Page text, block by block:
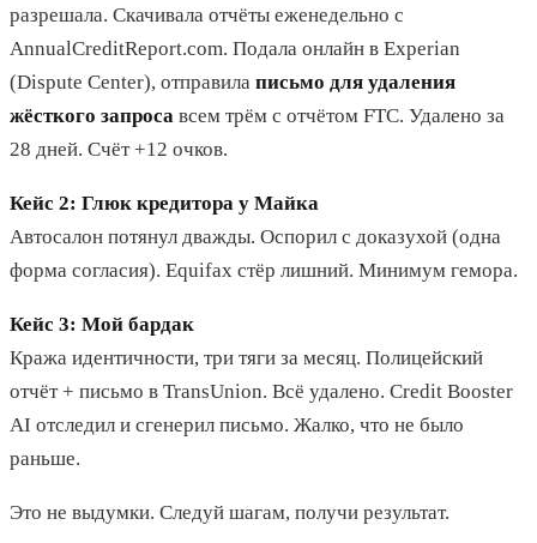
разрешала. Скачивала отчёты еженедельно с
AnnualCreditReport.com. Подала онлайн в Experian
(Dispute Center), отправила письмо для удаления
жёсткого запроса всем трём с отчётом FTC. Удалено за
28 дней. Счёт +12 очков.
Кейс 2: Глюк кредитора у Майка
Автосалон потянул дважды. Оспорил с доказухой (одна
форма согласия). Equifax стёр лишний. Минимум гемора.
Кейс 3: Мой бардак
Кража идентичности, три тяги за месяц. Полицейский
отчёт + письмо в TransUnion. Всё удалено. Credit Booster
AI отследил и сгенерил письмо. Жалко, что не было
раньше.
Это не выдумки. Следуй шагам, получи результат.